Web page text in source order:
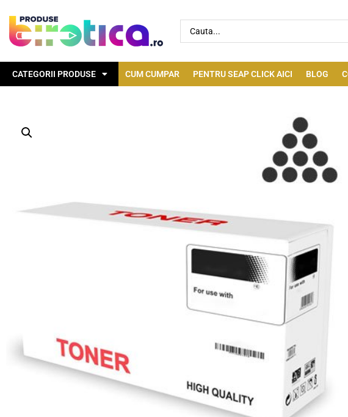
CATEGORII PRODUSE CUM CUMPAR PENTRU SEAP CLICK AICI BLOG